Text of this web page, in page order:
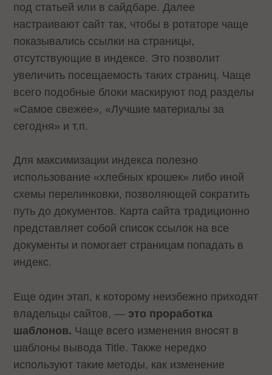
под статьей или в сайдбаре. Далее
настраивают сайт так, чтобы в ротаторе чаще
показывались ссылки на страницы,
отсутствующие в индексе. Это позволит
увеличить посещаемость таких страниц. Чаще
всего подобные блоки маскируют под разделы
«Самое свежее», «Лучшие материалы за
сегодня» и т.п.
Для максимизации индекса полезно
использование «хлебных крошек» либо иной
схемы перелинковки, позволяющей сократить
путь до документов. Карта сайта традиционно
представляет собой список ссылок на все
документы и помогает страницам попадать в
индекс.
Еще один этап, к которому неизбежно приходят
владельцы сайтов, — это проработка
шаблонов. Чаще всего изменения вносят в
шаблоны вывода Title. Также нередко
используют такие методы, как изменение